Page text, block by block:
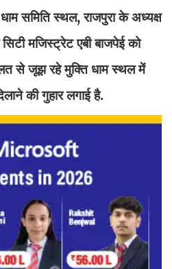
धाम समिति स्थल, राजपुरा के अध्यक्ष
सिटी मजिस्ट्रेट एबी बाजपेई को
से जूझ रहे मुक्ति धाम स्थल में
की गुहार लगाई है.